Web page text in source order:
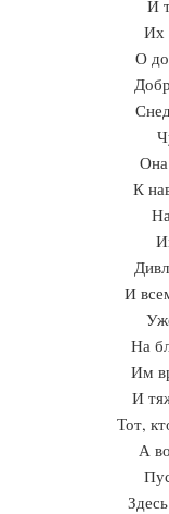
И
Их
О
Она
К
И
На
Им
И
Тот,
А